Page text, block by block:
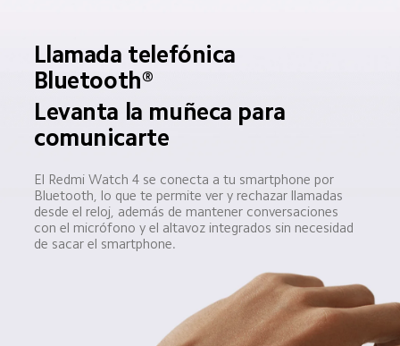
Llamada telefónica
Bluetooth®
Levanta la muñeca para
comunicarte
El Redmi Watch 4 se conecta a tu smartphone por
Bluetooth, lo que te permite ver y rechazar llamadas
desde el reloj, además de mantener conversaciones
con el micrófono y el altavoz integrados sin necesidad
de sacar el smartphone.